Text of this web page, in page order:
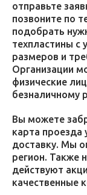
отправьте
позвоните по
подобрать
техпластины с
размеров и
Организации
физические
безналичному
Вы можете
карта проезда
доставку. Мы
регион. Также
действуют
качественные